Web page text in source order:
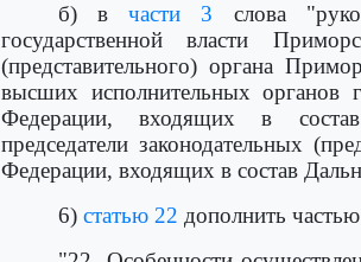
б) вчасти 3 слова
государственной власти
(представительного) органа
высших исполнительных органов
Федерации, входящих в состав
председатели законодательных
Федерации, входящих в состав
6) статью 22 дополнить